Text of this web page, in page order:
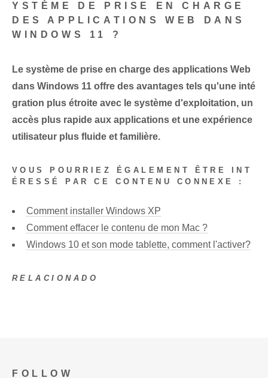
YSTÈME DE PRISE EN CHARGE
DES APPLICATIONS WEB DANS
WINDOWS 11 ?
Le système de prise en charge des applications Web
dans Windows 11 offre des avantages tels qu'une inté
gration plus étroite avec le système d'exploitation, un
accès plus rapide aux applications et une expérience
utilisateur plus fluide et familière.
VOUS POURRIEZ ÉGALEMENT ÊTRE INT
ÉRESSÉ PAR CE CONTENU CONNEXE :
Comment installer Windows XP
Comment effacer le contenu de mon Mac ?
Windows 10 et son mode tablette, comment l'activer?
RELACIONADO
FOLLOW